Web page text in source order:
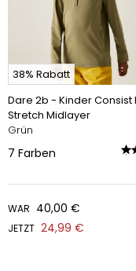
38% Rabatt
Dare 2b - Kinder Consist
Stretch Midlayer
Grün
7 Farben
WAR 40,00 €
JETZT 24,99 €